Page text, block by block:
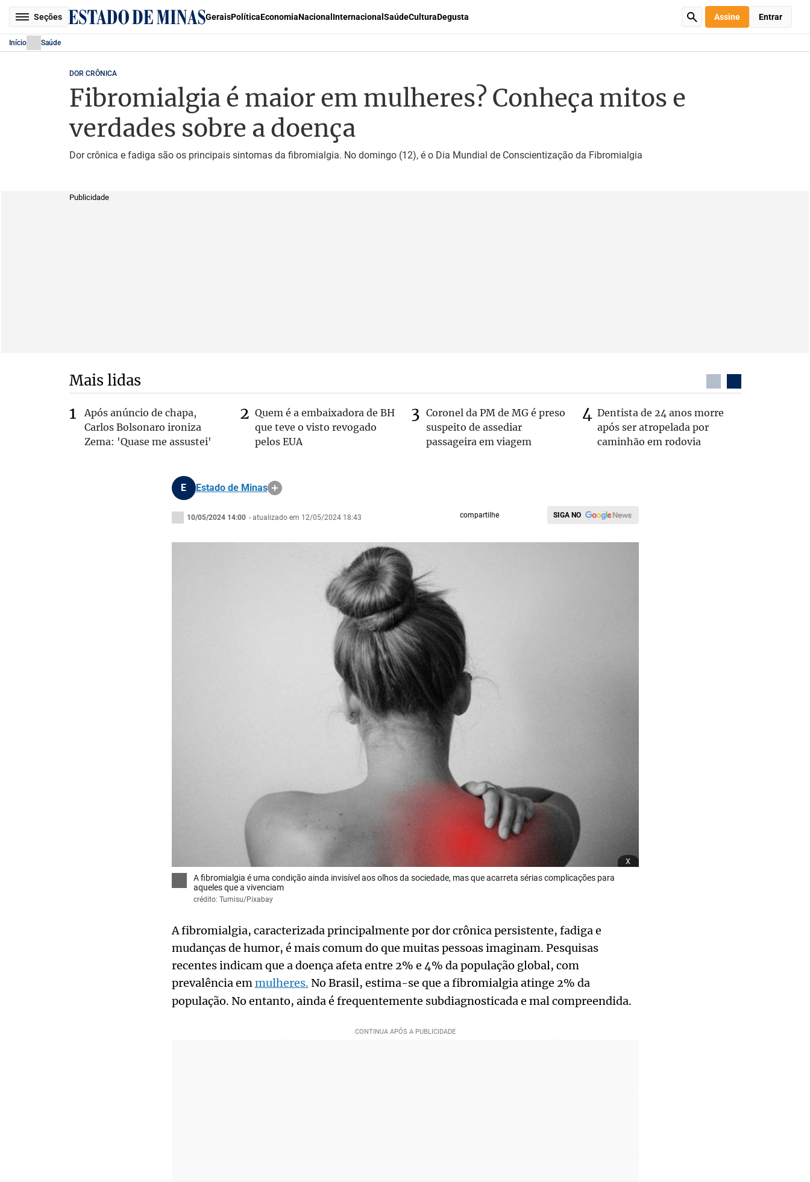
Seções GeraisPolíticaEconomiaNacional Internacional SaúdeCulturaDegusta Assine Entrar
Início Saúde
DOR CRÔNICA
Fibromialgia é maior em mulheres? Conheça mitos e
verdades sobre a doença
Dor crônica e fadiga são os principais sintomas da fibromialgia. No domingo (12), é o Dia Mundial de Conscientização da Fibromialgia
Publicidade
Mais lidas
Após anúncio de chapa,
Carlos Bolsonaro ironiza
Zema: 'Quase me assustei'
Quem é a embaixadora de BH
que teve o visto revogado
pelos EUA
Coronel da PM de MG é preso
suspeito de assediar
passageira em viagem
Dentista de 24 anos morre
após ser atropelada por
caminhão em rodovia
E Estado de Minas
10/05/2024 14:00 - atualizado em 12/05/2024 18:43 compartilhe SIGA NO
x
A fibromialgia é uma condição ainda invisível aos olhos da sociedade, mas que acarreta sérias complicações para
aqueles que a vivenciam
crédito: Tumisu/Pixabay
A fibromialgia, caracterizada principalmente por dor crônica persistente, fadiga e
mudanças de humor, é mais comum do que muitas pessoas imaginam. Pesquisas
recentes indicam que a doença afeta entre 2% e 4% da população global, com
prevalência emmulheres. No Brasil, estima-se que a fibromialgia atinge 2% da
população. No entanto, ainda é frequentemente subdiagnosticada e mal compreendida.